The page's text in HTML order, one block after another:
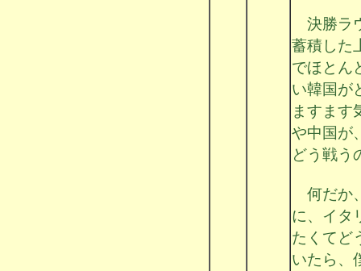
決勝ラ
蓄積した
でほとん
い韓国が
ますます
や中国が
どう戦う
何だか
に、イタ
たくてど
いたら、